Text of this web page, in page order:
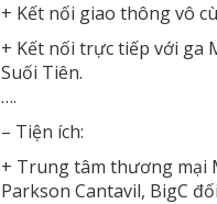
+ Kết nối giao thông vô
+ Kết nối trực tiếp với ga
Suối Tiên.
….
– Tiện ích:
+ Trung tâm thương mại
Parkson Cantavil, BigC